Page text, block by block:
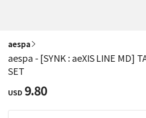
aespa
aespa - [SYNK : aeXIS LINE MD]
SET
USD 9.80